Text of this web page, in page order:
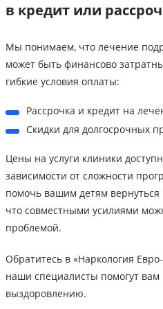
в кредит или
Мы понимаем, что лечение
может быть финансово
гибкие условия оплаты:
Рассрочка и кредит на
Скидки для долгосрочных
Цены на услуги клиники
зависимости от сложности
помочь вашим детям
что совместными усилиями
проблемой.
Обратитесь в «Наркология
наши специалисты помогут
выздоровлению.